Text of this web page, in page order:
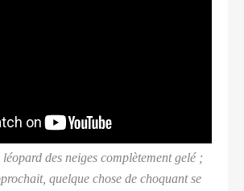
des neiges complètement gelé ;
quelque chose de choquant se